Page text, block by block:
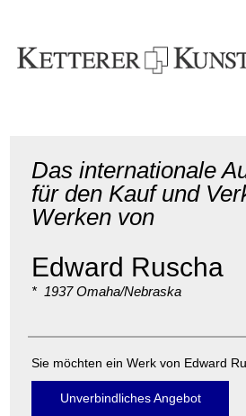
Das internationale
für den Kauf und
Werken von
Edward Ruscha
* 1937 Omaha/Nebraska
Sie möchten ein Werk von Edward
Unverbindliches Angebot